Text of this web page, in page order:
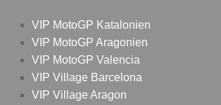
VIP MotoGP Katalonien
VIP MotoGP Aragonien
VIP MotoGP Valencia
VIP Village Barcelona
VIP Village Aragon